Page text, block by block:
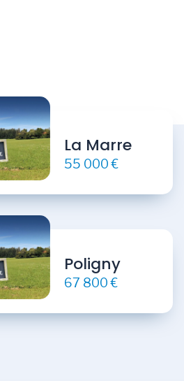
La Marre
55 000 €
Poligny
67 800 €